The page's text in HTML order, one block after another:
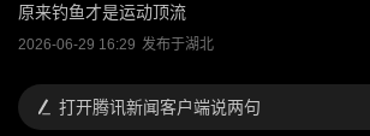
原来钓鱼才是运动顶流
2026-06-29 16:29 发布于湖北
打开腾讯新闻客户端说两句